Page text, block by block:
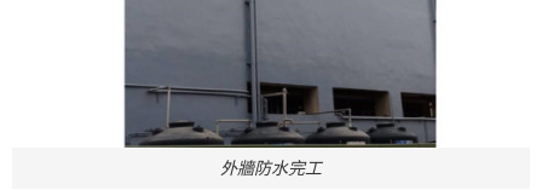
外牆防水完工